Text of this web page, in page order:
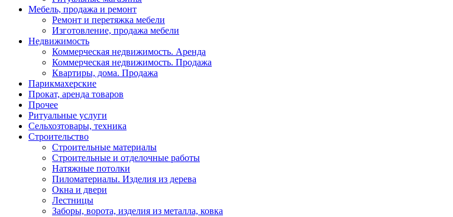
Мебель, продажа и ремонт
Ремонт и перетяжка мебели
Изготовление, продажа мебели
Недвижимость
Коммерческая недвижимость. Аренда
Коммерческая недвижимость. Продажа
Квартиры, дома. Продажа
Парикмахерские
Прокат, аренда товаров
Прочее
Ритуальные услуги
Сельхозтовары, техника
Строительство
Строительные материалы
Строительные и отделочные работы
Натяжные потолки
Пиломатериалы. Изделия из дерева
Окна и двери
Лестницы
Заборы, ворота, изделия из металла, ковка